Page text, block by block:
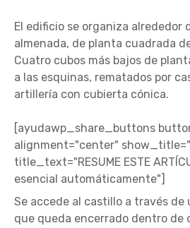
El edificio se organiza alrededor
almenada, de planta cuadrada
Cuatro cubos más bajos de
a las esquinas, rematados por
artillería con cubierta cónica.
[ayudawp_share_buttons
alignment="center"
title_text="RESUME ESTE
esencial automáticamente"]
Se accede al castillo a través de
que queda encerrado dentro de